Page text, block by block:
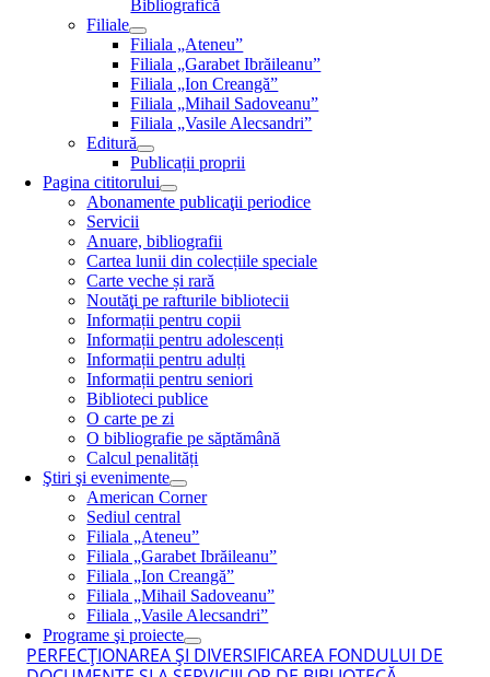
Bibliografică
Filiale
Filiala „Ateneu”
Filiala „Garabet Ibrăileanu”
Filiala „Ion Creangă”
Filiala „Mihail Sadoveanu”
Filiala „Vasile Alecsandri”
Editură
Publicații proprii
Pagina cititorului
Abonamente publicaţii periodice
Servicii
Anuare, bibliografii
Cartea lunii din colecțiile speciale
Carte veche și rară
Noutăţi pe rafturile bibliotecii
Informații pentru copii
Informații pentru adolescenți
Informații pentru adulți
Informații pentru seniori
Biblioteci publice
O carte pe zi
O bibliografie pe săptămână
Calcul penalități
Ştiri şi evenimente
American Corner
Sediul central
Filiala „Ateneu”
Filiala „Garabet Ibrăileanu”
Filiala „Ion Creangă”
Filiala „Mihail Sadoveanu”
Filiala „Vasile Alecsandri”
Programe şi proiecte
PERFECŢIONAREA ŞI DIVERSIFICAREA FONDULUI DE